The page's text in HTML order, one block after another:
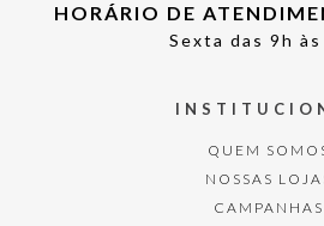
HORÁRIO DE
Sexta das 9h
QUEM
NOSSAS
CAMPANHAS